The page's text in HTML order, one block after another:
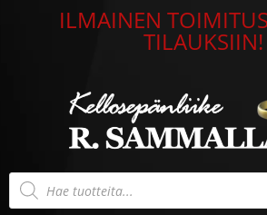
ILMAINEN
TILAUKSIIN!
Products
search